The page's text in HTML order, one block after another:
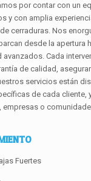
por contar con un
y con amplia
cerraduras. Nos
desde la apertura
Cada
de calidad,
servicios están
de cada cliente,
empresas o
Fuertes